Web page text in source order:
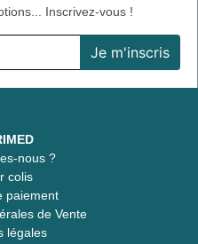
Inscrivez-vous !
nous ?
colis
paiement
de Vente
légales